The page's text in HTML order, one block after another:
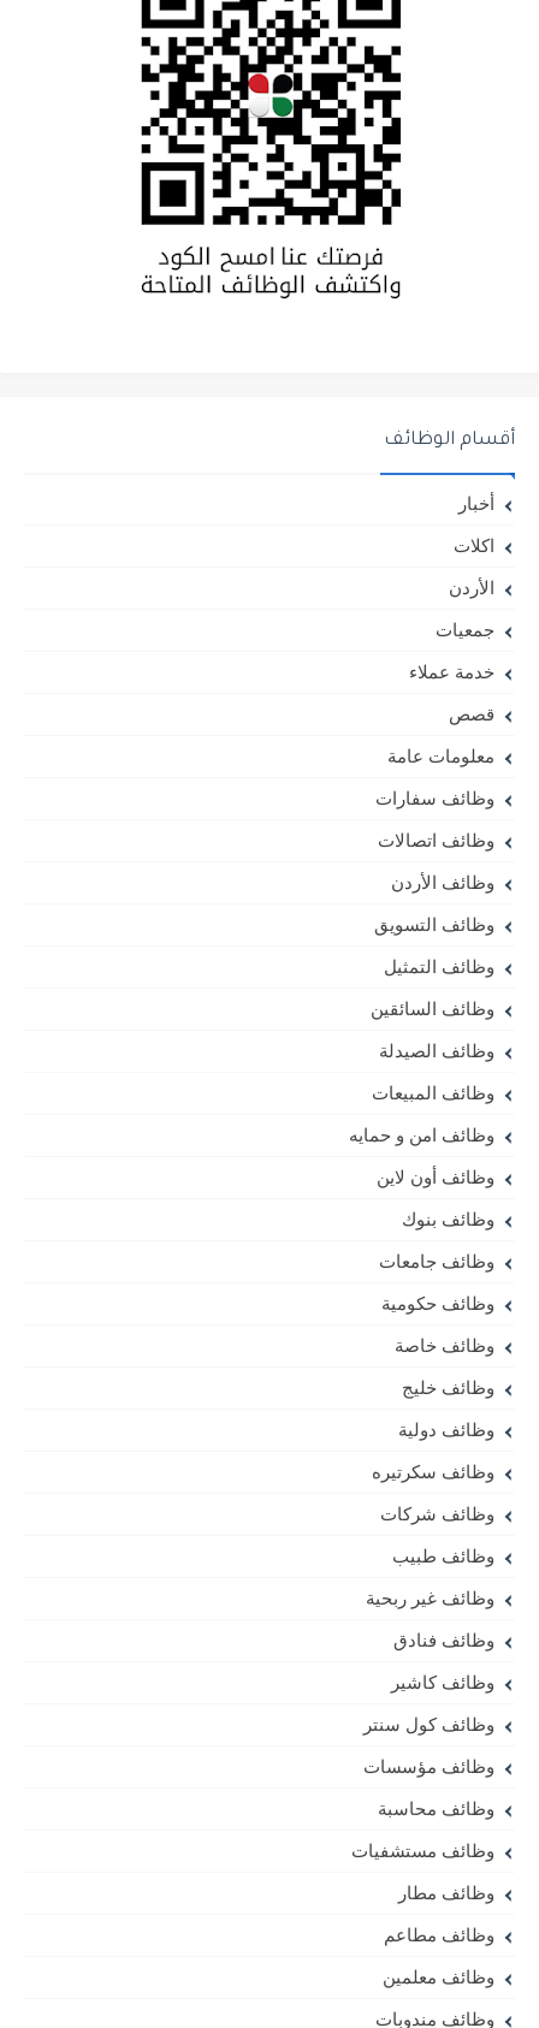
أقسام الوظائف
أخبار
اكلات
الأردن
جمعيات
خدمة عملاء
قصص
معلومات عامة
وظائف سفارات
وظائف اتصالات
وظائف الأردن
وظائف التسويق
وظائف التمثيل
وظائف السائقين
وظائف الصيدلة
وظائف المبيعات
وظائف امن و حمايه
وظائف أون لاين
وظائف بنوك
وظائف جامعات
وظائف حكومية
وظائف خاصة
وظائف خليج
وظائف دولية
وظائف سكرتيره
وظائف شركات
وظائف طبيب
وظائف غير ربحية
وظائف فنادق
وظائف كاشير
وظائف كول سنتر
وظائف مؤسسات
وظائف محاسبة
وظائف مستشفيات
وظائف مطار
وظائف مطاعم
وظائف معلمين
وظائف مندوبات